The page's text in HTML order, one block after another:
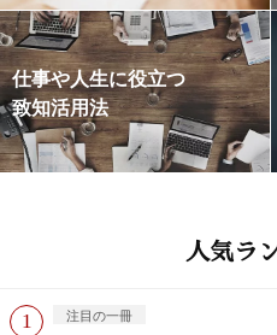
仕事や人生に役立つ
致知活用法
人気ラ
注目の一冊